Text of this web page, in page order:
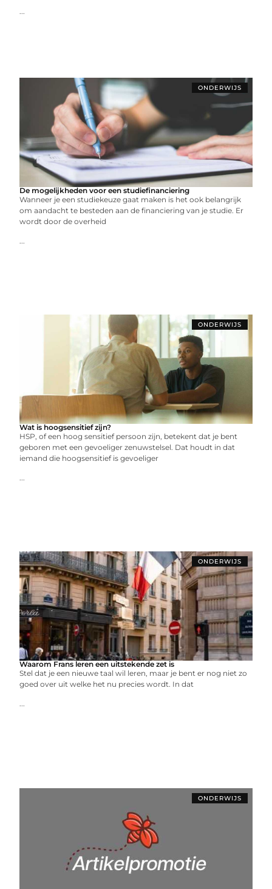
...
ONDERWIJS
De mogelijkheden voor een studiefinanciering
Wanneer je een studiekeuze gaat maken is het ook belangrijk
om aandacht te besteden aan de financiering van je studie. Er
wordt door de overheid
...
ONDERWIJS
Wat is hoogsensitief zijn?
HSP, of een hoog sensitief persoon zijn, betekent dat je bent
geboren met een gevoeliger zenuwstelsel. Dat houdt in dat
iemand die hoogsensitief is gevoeliger
...
ONDERWIJS
Waarom Frans leren een uitstekende zet is
Stel dat je een nieuwe taal wil leren, maar je bent er nog niet zo
goed over uit welke het nu precies wordt. In dat
...
ONDERWIJS